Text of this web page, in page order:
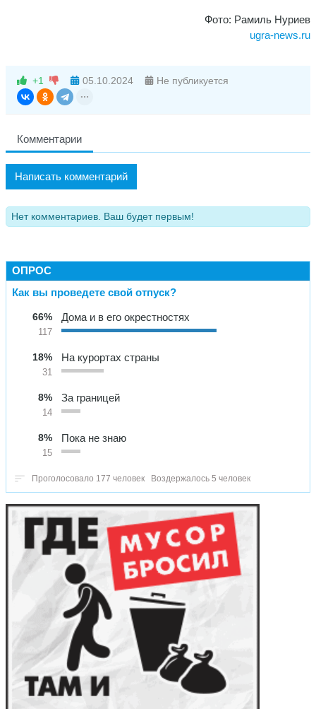
Фото: Рамиль Нуриев
ugra-news.ru
+1 05.10.2024 Не публикуется
Комментарии
Написать комментарий
Нет комментариев. Ваш будет первым!
ОПРОС
Как вы проведете свой отпуск?
66%
117
Дома и в его окрестностях
18%
31
На курортах страны
8%
14
За границей
8%
15
Пока не знаю
Проголосовало 177 человек Воздержалось 5 человек